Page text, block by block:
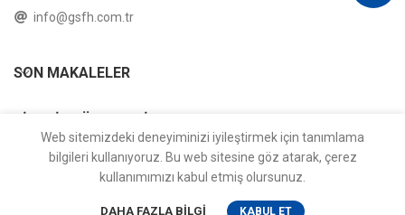
info@gsfh.com.tr
SON MAKALELER
YARDIM
Web sitemizdeki deneyiminizi iyileştirmek için tanımlama
bilgileri kullanıyoruz. Bu web sitesine göz atarak, çerez
kullanımımızı kabul etmiş olursunuz.
DAHA FAZLA BILGI KABUL ET